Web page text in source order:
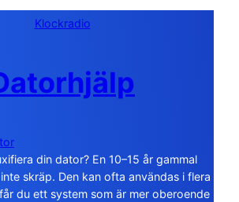
Klockradio
din dator? En 10–15 år gammal
skräp. Den kan ofta användas i flera
du ett system som är mer oberoende